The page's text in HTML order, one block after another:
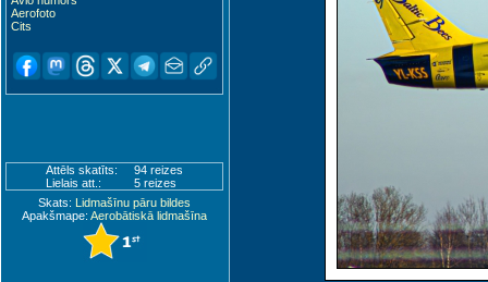
Aerofoto
Cits
Attēls skatīts:
94 reizes
Lielais att.:
5 reizes
Skats: Lidmašīnu pāru bildes
Apakšmape: Aerobātiskā lidmašīna